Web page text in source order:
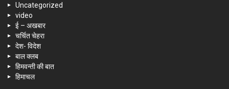
Uncategorized
video
ई – अखबार
चर्चित चेहरा
देश- विदेश
बाल क्लब
हिमवन्ती की बात
हिमाचल